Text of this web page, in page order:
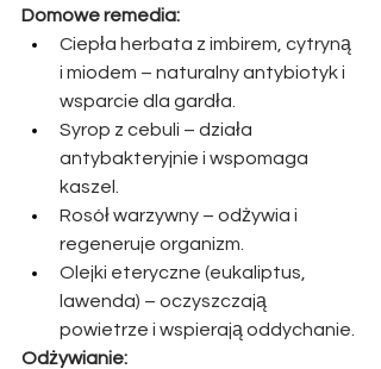
Domowe remedia:
Ciepła herbata z imbirem, cytryną
i miodem – naturalny antybiotyk i
wsparcie dla gardła.
Syrop z cebuli – działa
antybakteryjnie i wspomaga
kaszel.
Rosół warzywny – odżywia i
regeneruje organizm.
Olejki eteryczne (eukaliptus,
lawenda) – oczyszczają
powietrze i wspierają oddychanie.
Odżywianie: